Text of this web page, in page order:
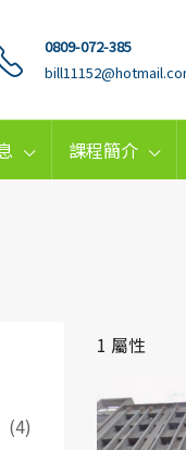
0809-072-385
課程簡介
1 屬性
(4)